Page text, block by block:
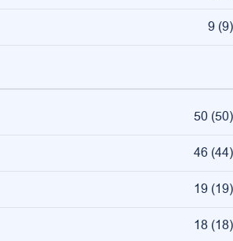
9 (9)
50 (50)
46 (44)
19 (19)
18 (18)